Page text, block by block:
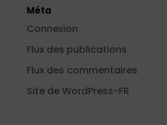
Méta
Connexion
Flux des publications
Flux des commentaires
Site de WordPress-FR